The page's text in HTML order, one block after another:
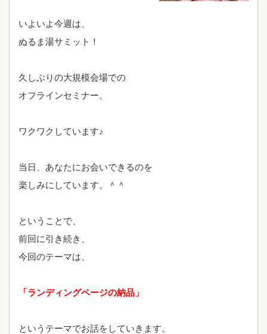
いよいよ今週は、
ぬるま湯サミット！
久しぶりの大規模会場での
オフラインセミナー。
ワクワクしています♪
当日、あなたにお会いできるのを
楽しみにしています。＾＾
ということで、
前回に引き続き、
今回のテーマは、
「ランディングページの納品」
というテーマでお話をしていきます。